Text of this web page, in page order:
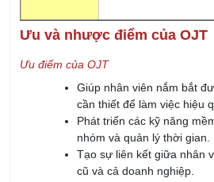
Ưu và nhược điểm của OJT
Ưu điểm của OJT
Giúp nhân viên nắm bắt
cần thiết để làm việc hiệu
Phát triển các kỹ năng
nhóm và quản lý thời gian.
Tạo sự liên kết giữa nhân
cũ và cả doanh nghiệp.